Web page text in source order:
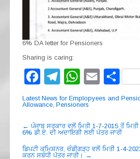
6% DA letter for Pensioners
Sharing is caring:
F
a
c
e
b
T
el
e
gr
a
W
h
at
s
A
E
m
S
h
e
Latest News for Emplopyees and
Allowance Pensioners
Post
navigation
← ਪੰਜਾਬ ਸਰਕਾਰ ਵਲੋਂ ਮਿਤੀ 1-7-2015 ਤੋਂ
6% ਡੀ.ਏ. ਦੀ ਅਦਾਇਗੀ ਲਈ ਪੱਤਰ ਜਾਰੀ
ਡਿਪਟੀ ਕਮਿਸ਼ਨਰ, ਚੰਡੀਗੜ੍ਹ ਵਲੋਂ ਮਿਤੀ 1-4-
ਕਰਨ ਸਬੰਧੀ ਪੱਤਰ ਜਾਰੀ।→